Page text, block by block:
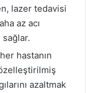
lazer tedavisi
az acı
sağlar.
hastanın
azaltmak